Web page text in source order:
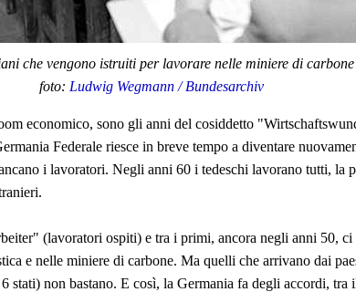
che vengono istruiti per lavorare nelle miniere di
foto: Ludwig Wegmann / Bundesarchiv
economico, sono gli anni del cosiddetto
Federale riesce in breve tempo a diventare
i lavoratori. Negli anni 60 i tedeschi lavorano tutti, la
(lavoratori ospiti) e tra i primi, ancora negli anni 50,
e nelle miniere di carbone. Ma quelli che arrivano dai
non bastano. E così, la Germania fa degli accordi,